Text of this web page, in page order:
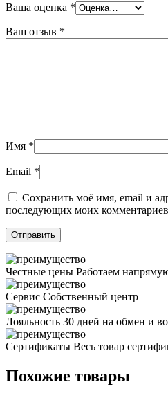
Ваша оценка *
Ваш отзыв *
Имя *
Email *
Сохранить моё имя, email и
последующих моих
Честные цены Работаем
Сервис Собственный центр
Лояльность 30 дней на обмен и
Сертификаты Весь товар
Похожие товары